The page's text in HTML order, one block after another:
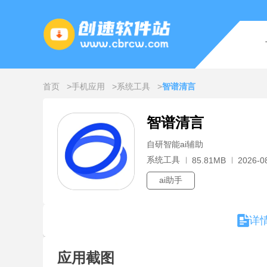
首页 手机应用 系统工具 智谱清言
智谱清言
自研智能ai辅助
系统工具
85.81MB 2026-
ai助手
详
应用截图